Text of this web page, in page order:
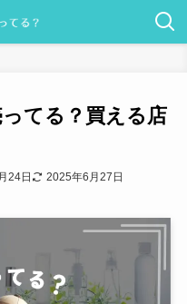
てる？買える店
24日 2025年6月27日